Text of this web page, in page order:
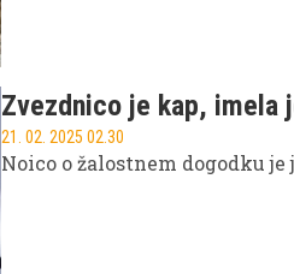
Zvezdnico je kap, imela
21. 02. 2025 02.30
Noico o žalostnem dogodku